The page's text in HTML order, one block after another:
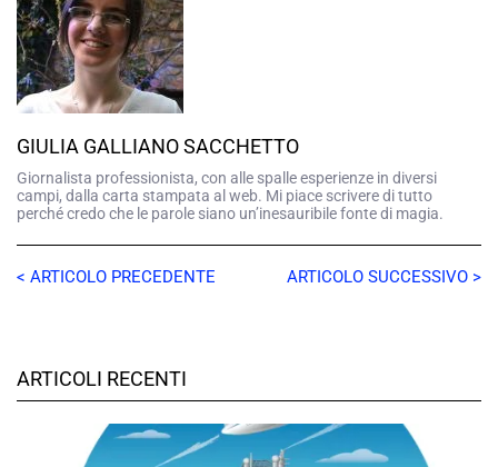
GIULIA GALLIANO SACCHETTO
Giornalista professionista, con alle spalle esperienze in diversi
campi, dalla carta stampata al web. Mi piace scrivere di tutto
perché credo che le parole siano un’inesauribile fonte di magia.
< ARTICOLO PRECEDENTE ARTICOLO SUCCESSIVO >
ARTICOLI RECENTI